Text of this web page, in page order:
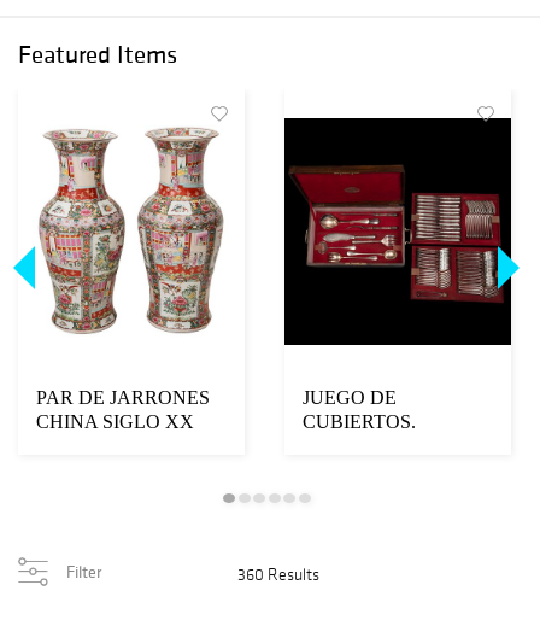
Featured Items
PAR DE JARRONES
CHINA SIGLO XX
JUEGO DE
CUBIERTOS.
mod...
Filter 360 Results